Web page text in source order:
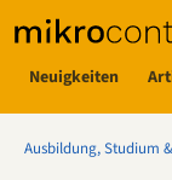
Neuigkeiten
Ausbildung, Studium